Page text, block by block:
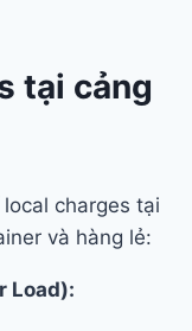
tại cảng
charges tại
và hàng lẻ:
Load):